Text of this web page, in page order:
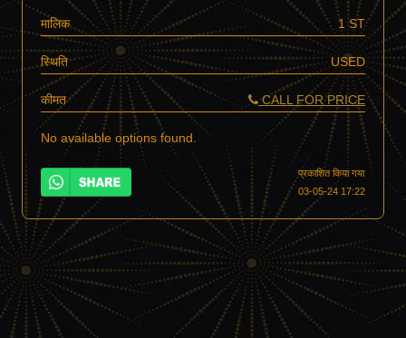
मालिक 1 ST
स्थिति USED
कीमत CALL FOR PRICE
No available options found.
प्रकाशित किया गया
03-05-24 17:22